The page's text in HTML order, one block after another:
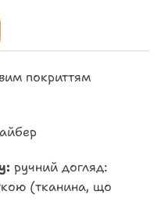
покриттям
ручний догляд:
(тканина, що